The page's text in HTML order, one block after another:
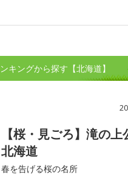
キングから探す【北海道】
【桜・見ごろ】滝の上
北海道
春を告げる桜の名所